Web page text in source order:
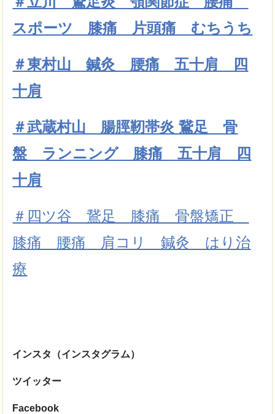
スポーツ 膝痛 片頭痛 むちうち
＃東村山 鍼灸 腰痛 五十肩 四
十肩
＃武蔵村山 腸脛靭帯炎 鵞足 骨
盤 ランニング 膝痛 五十肩 四
十肩
＃四ツ谷 鵞足 膝痛 骨盤矯正
膝痛 腰痛 肩コリ 鍼灸 はり治
療
インスタ（インスタグラム）
ツイッター
Facebook